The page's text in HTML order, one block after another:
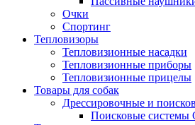
Очки
Спортинг
Тепловизоры
Тепловизионные насадки
Тепловизионные приборы
Тепловизионные прицелы
Товары для собак
Дрессировочные и
Поисковые системы